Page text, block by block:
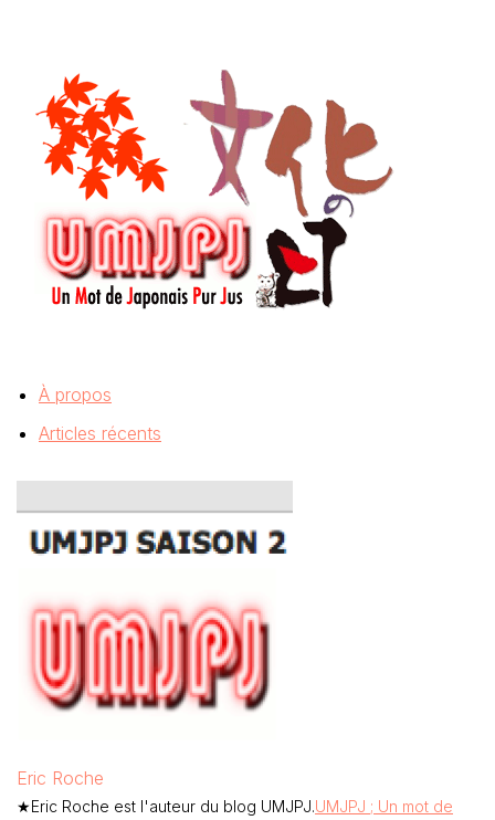
À propos
Articles récents
Eric Roche
★Eric Roche est l'auteur du blog UMJPJ.UMJPJ ; Un mot de